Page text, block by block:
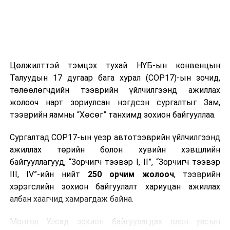
Цөлжилттэй тэмцэх тухай НҮБ-ын конвенцын
Талуудын 17 дугаар бага хурал (COP17)-ын зочид,
төлөөлөгчдийн тээврийн үйлчилгээнд ажиллах
жолооч нарт зориулсан нэгдсэн сургалтыг Зам,
тээврийн яамны “Хөсөг” танхимд зохион байгууллаа.
Сургалтад COP17-ын үеэр автотээврийн үйлчилгээнд
ажиллах төрийн болон хувийн хэвшлийн
байгууллагууд, “Зорчигч тээвэр I, II”, “Зорчигч тээвэр
III, IV”-ийн нийт 250 орчим жолооч, тээврийн
хэрэгслийн зохион байгуулалт хариуцан ажиллах
албан хаагчид хамрагдаж байна.
Монгол Улсад зохион байгуулагдах олон улсын